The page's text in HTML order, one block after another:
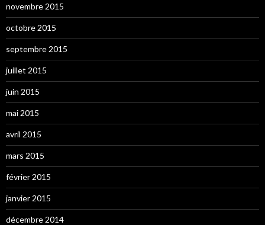
novembre 2015
octobre 2015
septembre 2015
juillet 2015
juin 2015
mai 2015
avril 2015
mars 2015
février 2015
janvier 2015
décembre 2014